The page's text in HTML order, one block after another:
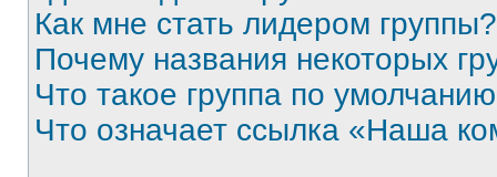
Как мне стать лидером группы?
Почему названия некоторых
Что такое группа по
Что означает ссылка «Наша